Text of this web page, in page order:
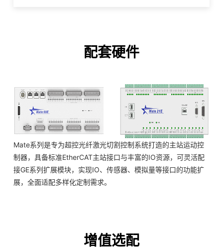
配套硬件
Mate系列是专为超控光纤激光切割控制系统打造的主站运动控
制器，具备标准EtherCAT主站接口与丰富的IO资源，可灵活配
接GE系列扩展模块，实现IO、传感器、模拟量等接口的功能扩
展，全面适配多样化定制需求。
增值选配